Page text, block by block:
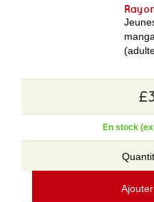
En stock